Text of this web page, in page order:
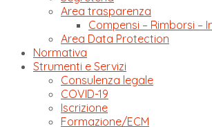
Area trasparenza
Compensi – Rimborsi –
Area Data Protection
Normativa
Strumenti e Servizi
Consulenza legale
COVID-19
Iscrizione
Formazione/ECM